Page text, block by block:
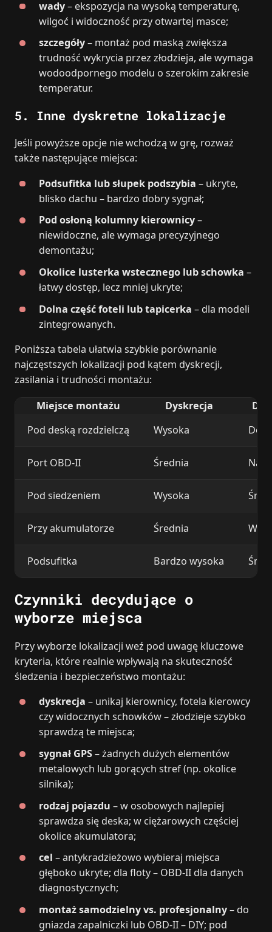
wady– ekspozycja na wysoką temperaturę,
wilgoć i widoczność przy otwartej masce;
szczegóły– montaż pod maską zwiększa
trudność wykrycia przez złodzieja, ale wymaga
wodoodpornego modelu o szerokim zakresie
temperatur.
5. Inne dyskretne lokalizacje
Jeśli powyższe opcje nie wchodzą w grę, rozważ
także następujące miejsca:
Podsufitka lub słupek podszybia – ukryte,
blisko dachu – bardzo dobry sygnał;
Pod osłoną kolumny kierownicy–
niewidoczne, ale wymaga precyzyjnego
demontażu;
Okolice lusterka wstecznego lub schowka –
łatwy dostęp, lecz mniej ukryte;
Dolna część foteli lub tapicerka – dla modeli
zintegrowanych.
Poniższa tabela ułatwia szybkie porównanie
najczęstszych lokalizacji pod kątem dyskrecji,
zasilania i trudności montażu:
Miejsce montażu
Dyskrecja
Pod deską rozdzielczą
Wysoka
Port OBD-II Średnia
Pod siedzeniem Wysoka
Przy akumulatorze Średnia
Podsufitka Bardzo wysoka
Czynniki decydujące o
wyborze miejsca
Przy wyborze lokalizacji weź pod uwagę kluczowe
kryteria, które realnie wpływają na skuteczność
śledzenia i bezpieczeństwo montażu:
dyskrecja – unikaj kierownicy, fotela kierowcy
czy widocznych schowków – złodzieje szybko
sprawdzą te miejsca;
sygnał GPS– żadnych dużych elementów
metalowych lub gorących stref (np. okolice
silnika);
rodzaj pojazdu – w osobowych najlepiej
sprawdza się deska; w ciężarowych częściej
okolice akumulatora;
cel – antykradzieżowo wybieraj miejsca
głęboko ukryte; dla floty – OBD-II dla danych
diagnostycznych;
montaż samodzielny vs. profesjonalny– do
gniazda zapalniczki lub OBD-II – DIY; pod